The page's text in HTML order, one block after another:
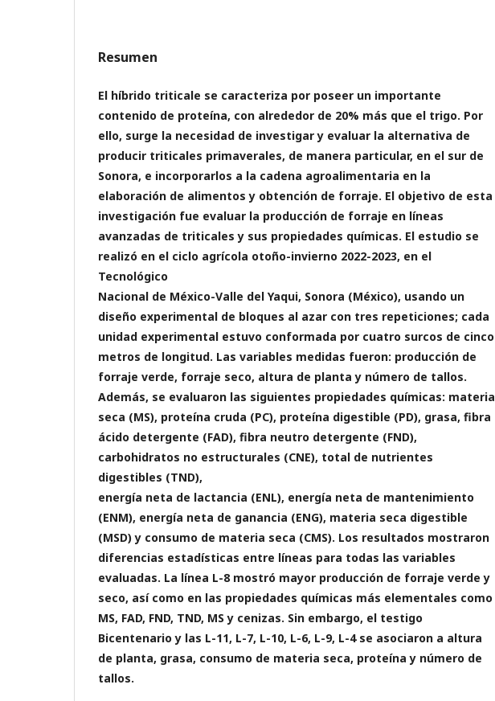
Resumen
El híbrido triticale se caracteriza por poseer un importante
contenido de proteína, con alrededor de 20% más que el trigo. Por
ello, surge la necesidad de investigar y evaluar la alternativa de
producir triticales primaverales, de manera particular, en el sur de
Sonora, e incorporarlos a la cadena agroalimentaria en la
elaboración de alimentos y obtención de forraje. El objetivo de esta
investigación fue evaluar la producción de forraje en líneas
avanzadas de triticales y sus propiedades químicas. El estudio se
realizó en el ciclo agrícola otoño-invierno 2022-2023, en el
Tecnológico
Nacional de México-Valle del Yaqui, Sonora (México), usando un
diseño experimental de bloques al azar con tres repeticiones; cada
unidad experimental estuvo conformada por cuatro surcos de cinco
metros de longitud. Las variables medidas fueron: producción de
forraje verde, forraje seco, altura de planta y número de tallos.
Además, se evaluaron las siguientes propiedades químicas: materia
seca (MS), proteína cruda (PC), proteína digestible (PD), grasa, fibra
ácido detergente (FAD), fibra neutro detergente (FND),
carbohidratos no estructurales (CNE), total de nutrientes
digestibles (TND),
energía neta de lactancia (ENL), energía neta de mantenimiento
(ENM), energía neta de ganancia (ENG), materia seca digestible
(MSD) y consumo de materia seca (CMS). Los resultados mostraron
diferencias estadísticas entre líneas para todas las variables
evaluadas. La línea L-8 mostró mayor producción de forraje verde y
seco, así como en las propiedades químicas más elementales como
MS, FAD, FND, TND, MS y cenizas. Sin embargo, el testigo
Bicentenario y las L-11, L-7, L-10, L-6, L-9, L-4 se asociaron a altura
de planta, grasa, consumo de materia seca, proteína y número de
tallos.